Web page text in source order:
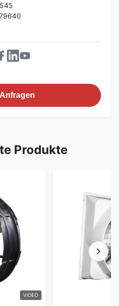
Produkte
VIDEO